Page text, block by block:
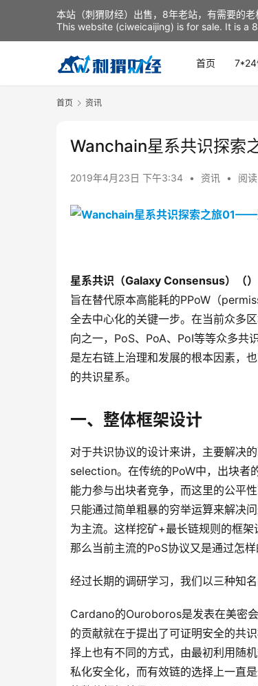
首页 7*24
首页 资讯
Wanchain星系共识探
2019年4月23日 下午3:34 • 资讯 • 阅
星系共识（Galaxy Consensus）（）
旨在替代原本高能耗的PPoW（
全去中心化的关键一步。在当前众多
向之一，PoS、PoA、PoI等等众多共
是左右链上治理和发展的根本因素，
的共识星系。
一、整体框架设计
对于共识协议的设计来讲，主要解决
selection。在传统的PoW中，出块者
能力参与出块者竞争，而这里的公平
只能通过简单粗暴的穷举运算来解决
为主流。这样挖矿+最长链规则的框架
那么当前主流的PoS协议又是通过怎
经过长期的调研学习，我们以三种知
Cardano的Ouroboros是发表在美密
的贡献就在于提出了可证明安全的共
择上也有不同的方式，由最初利用随
私化安全化，而有效链的选择上一直
本站（刺猬财经）出售，8年老站，有需要的
This website (ciweicaijing) is for sale. It is a